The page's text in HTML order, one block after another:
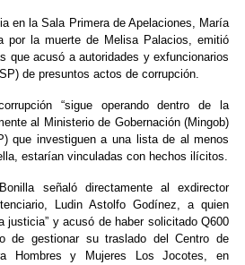
en la Sala Primera de Apelaciones, María
por la muerte de Melisa Palacios, emitió
que acusó a autoridades y exfuncionarios
de presuntos actos de corrupción.
“sigue operando dentro de la
al Ministerio de Gobernación (Mingob)
que investiguen a una lista de al menos
estarían vinculadas con hechos ilícitos.
señaló directamente al exdirector
Ludin Astolfo Godínez, a quien
justicia” y acusó de haber solicitado Q600
de gestionar su traslado del Centro de
Hombres y Mujeres Los Jocotes, en